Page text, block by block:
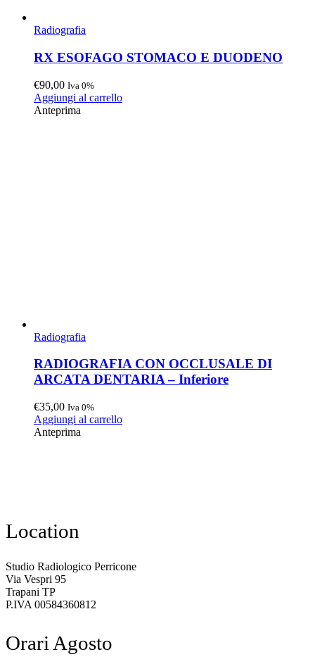
Radiografia
RX ESOFAGO STOMACO E DUODENO
€90,00 Iva 0%
Aggiungi al carrello
Anteprima
Radiografia
RADIOGRAFIA CON OCCLUSALE DI
ARCATA DENTARIA – Inferiore
€35,00 Iva 0%
Aggiungi al carrello
Anteprima
Location
Studio Radiologico Perricone
Via Vespri 95
Trapani TP
P.IVA 00584360812
Orari Agosto